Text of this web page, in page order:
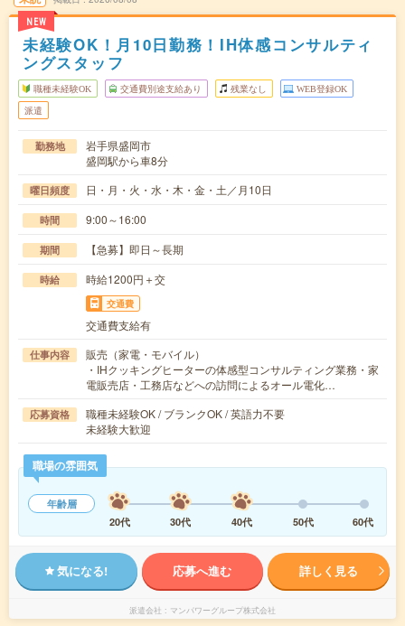
NEW
未経験OK！月10日勤務！IH体感コンサルティ
ングスタッフ
職種未経験OK 交通費別途支給あり 残業なし WEB登録OK
派遣
勤務地
岩手県盛岡市
盛岡駅から車8分
曜日頻度 日・月・火・水・木・金・土／月10日
時間 9:00～16:00
期間 【急募】即日～長期
時給 時給1200円＋交
交通費
交通費支給有
仕事内容
販売（家電・モバイル）
・IHクッキングヒーターの体感型コンサルティング業務・家
電販売店・工務店などへの訪問によるオール電化…
応募資格
職種未経験OK / ブランクOK / 英語力不要
未経験大歓迎
職場の雰囲気
年齢層
20代
30代 40代 50代 60代
気になる! 応募へ進む 詳しく見る
派遣会社 マンパワーグループ株式会社